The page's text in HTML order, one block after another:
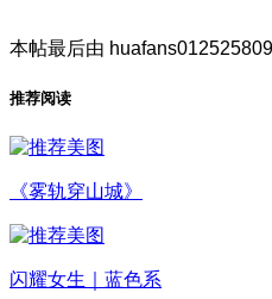
本帖最后由
推荐阅读
《雾轨穿山城》
闪耀女生｜蓝色系